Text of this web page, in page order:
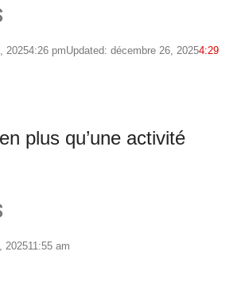
20254:26 pmUpdated: décembre 26, 20254:29
plus qu’une activité
202511:55 am